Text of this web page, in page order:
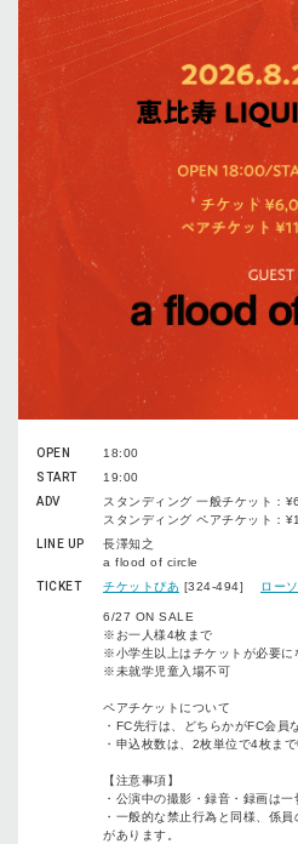
OPEN
18:00
START
19:00
ADV
スタンディング 一般チケット：
スタンディング ペアチケット：
LINE UP
長澤知之
a flood of circle
TICKET
チケットぴあ [324-494] ロー
6/27 ON SALE
※お一人様4枚まで
※小学生以上はチケットが必要に
※未就学児童入場不可
ペアチケットについて
・FC先行は、どちらかがFC会員
・申込枚数は、2枚単位で4枚ま
【注意事項】
・公演中の撮影・録音・録画は一
・一般的な禁止行為と同様、係
があります。